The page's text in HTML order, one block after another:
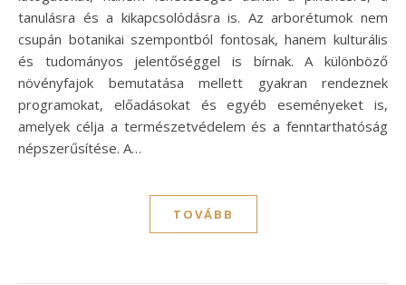
tanulásra és a kikapcsolódásra is. Az arborétumok nem
csupán botanikai szempontból fontosak, hanem kulturális
és tudományos jelentőséggel is bírnak. A különböző
növényfajok bemutatása mellett gyakran rendeznek
programokat, előadásokat és egyéb eseményeket is,
amelyek célja a természetvédelem és a fenntarthatóság
népszerűsítése. A…
TOVÁBB